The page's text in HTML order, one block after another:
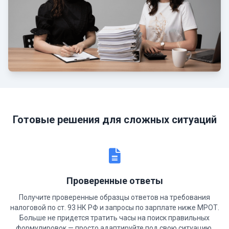
Готовые решения для сложных ситуаций
Проверенные ответы
Получите проверенные образцы ответов на требования
налоговой по ст. 93 НК РФ и запросы по зарплате ниже МРОТ.
Больше не придется тратить часы на поиск правильных